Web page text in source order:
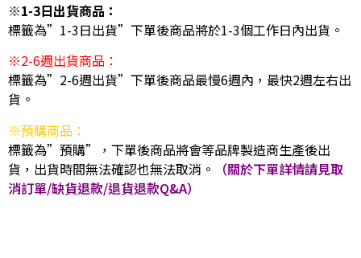
※1-3日出貨商品：
標籤為”1-3日出貨”下單後商品將於1-3個工作日內出貨。
※2-6週出貨商品：
標籤為”2-6週出貨”下單後商品最慢6週內，最快2週左右出
貨。
※預購商品：
標籤為”預購”，下單後商品將會等品牌製造商生產後出
貨，出貨時間無法確認也無法取消。
（關於下單詳情請見取
消訂單/缺貨退款/退貨退款Q&A）